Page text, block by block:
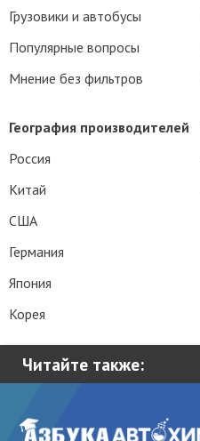
Читайте также:
Грузовики и автобусы
Популярные вопросы
Мнение без фильтров
География производителей
Россия
Китай
США
Германия
Япония
Корея